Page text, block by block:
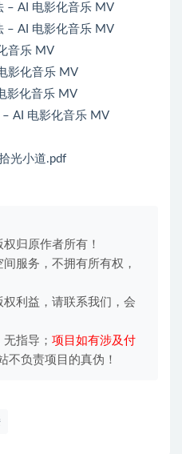
– AI 电影化音乐 MV
– AI 电影化音乐 MV
音乐 MV
影化音乐 MV
影化音乐 MV
AI 电影化音乐 MV
光小道.pdf
归原作者所有！
服务，不拥有所有权，
利益，请联系我们，会
指导； 项目如有涉及付
不负责项目的真伪！